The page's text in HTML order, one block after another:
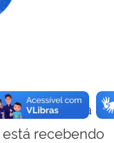
essa
recebendo